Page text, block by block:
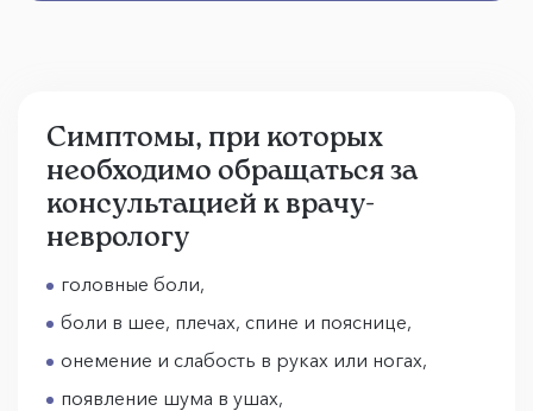
Симптомы, при которых
необходимо обращаться за
консультацией к врачу-
неврологу
головные боли,
боли в шее, плечах, спине и пояснице,
онемение и слабость в руках или ногах,
появление шума в ушах,